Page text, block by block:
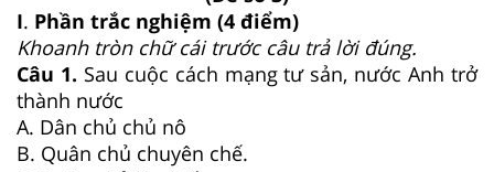
I. Phần trắc nghiệm (4 điểm)
Khoanh tròn chữ cái trước câu trả lời đúng.
Câu 1. Sau cuộc cách mạng tư sản, nước Anh trở
thành nước
A. Dân chủ chủ nô
B. Quân chủ chuyên chế.